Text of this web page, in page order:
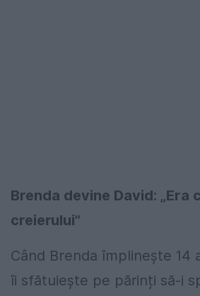
Brenda devine David: „Era
creierului”
Când Brenda împlinește 14
îi sfătuiește pe părinți să-i